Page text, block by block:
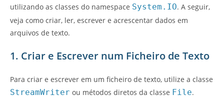
utilizando as classes do namespace System.IO. A seguir,
veja como criar, ler, escrever e acrescentar dados em
arquivos de texto.
1. Criar e Escrever num Ficheiro de Texto
Para criar e escrever em um ficheiro de texto, utilize a classe
StreamWriter ou métodos diretos da classe File.